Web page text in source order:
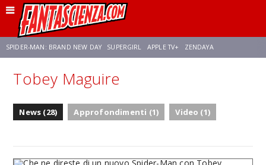
SPIDER-MAN: BRAND NEW DAY SUPERGIRL APPLE TV+ ZENDAYA
FRANCO RICCIARDIELLO AVENGERS: DOOMSDAY
Tobey Maguire
News (28) Approfondimenti (1) Video (1)